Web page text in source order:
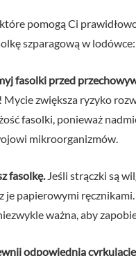
pomogą Ci
szparagową w lodówce:
fasolki przed
Mycie zwiększa ryzyko
fasolki, ponieważ
mikroorganizmów.
fasolkę.Jeśli strączki są
je papierowymi
ważna, aby
odpowiednią